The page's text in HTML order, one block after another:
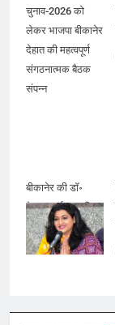
चुनाव-2026 को
लेकर भाजपा बीकानेर
देहात की महत्वपूर्ण
संगठनात्मक बैठक
संपन्न
बीकानेर की डॉ॰
मेघना शर्मा सम्मानित